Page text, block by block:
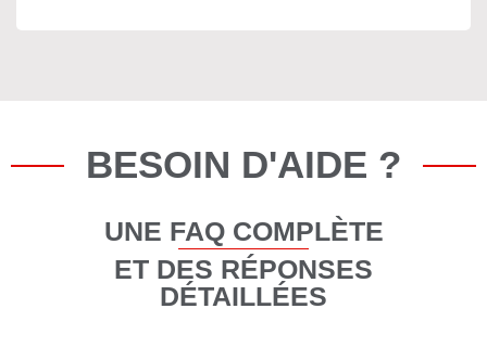
BESOIN D'AIDE ?
UNE FAQ COMPLÈTE
ET DES RÉPONSES
DÉTAILLÉES